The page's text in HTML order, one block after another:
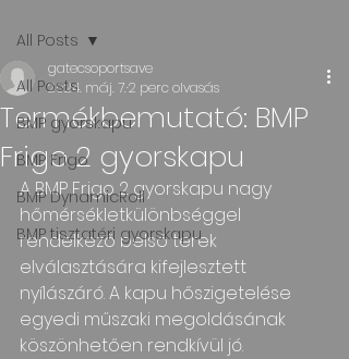
All Posts
BMP gyorskapu
BMP Frigo
BMP DynamicRoll
BMP tisztatéri gyorskapu
All Posts
Termékbemutató: BMP
Frigo 2 gyorskapu
gatecsoportsave
2024. máj. 7.2 perc olvasás
A BMP Frigo 2 gyorskapu nagy
hőmérsékletkülönbséggel
rendelkező belső terek
elválasztására kifejlesztett
nyílászáró. A kapu hőszigetelése
egyedi műszaki megoldásának
köszönhetően rendkívül jó.